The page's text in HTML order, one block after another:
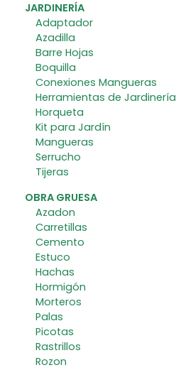
JARDINERÍA
Adaptador
Azadilla
Barre Hojas
Boquilla
Conexiones Mangueras
Herramientas de Jardinería
Horqueta
Kit para Jardín
Mangueras
Serrucho
Tijeras
OBRA GRUESA
Azadon
Carretillas
Cemento
Estuco
Hachas
Hormigón
Morteros
Palas
Picotas
Rastrillos
Rozon